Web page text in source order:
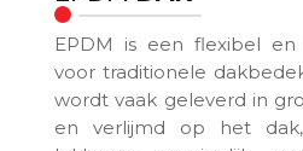
EPDM is een flexibel
voor traditionele
wordt vaak geleverd in
en verlijmd op het